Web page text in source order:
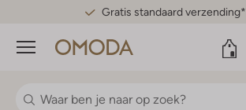
Gratis standaard verzending*
Menu